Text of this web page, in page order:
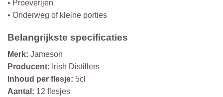
• Proeverijen
• Onderweg of kleine porties
Belangrijkste specificaties
Merk: Jameson
Producent: Irish Distillers
Inhoud per flesje: 5cl
Aantal: 12 flesjes